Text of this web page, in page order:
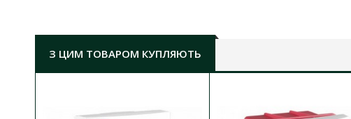
Монтажний розмір основи ГхШхВ:
Габарити кришки ГхШхВ: 25х230х175 мм
Ступінь захисту:IP40
З ЦИМ ТОВАРОМ КУПЛЯЮТЬ